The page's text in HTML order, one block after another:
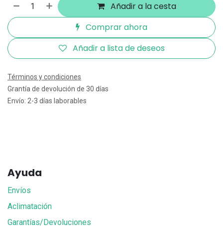
Añadir a la cesta
Comprar ahora
Añadir a lista de deseos
Términos y condiciones
Grantía de devolución de 30 días
Envío: 2-3 días laborables
Ayuda
Envíos
Aclimatación
Garantías/Devoluciones